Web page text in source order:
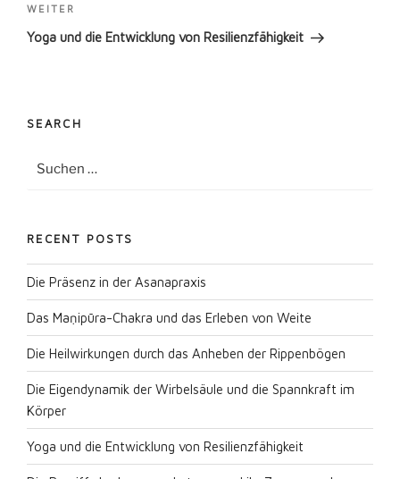
Nächster
Beitrag
WEITER
Yoga und die Entwicklung von Resilienzfähigkeit
SEARCH
RECENT POSTS
Die Präsenz in der Asanapraxis
Das Maṇipūra-Chakra und das Erleben von Weite
Die Heilwirkungen durch das Anheben der Rippenbögen
Die Eigendynamik der Wirbelsäule und die Spannkraft im
Körper
Yoga und die Entwicklung von Resilienzfähigkeit